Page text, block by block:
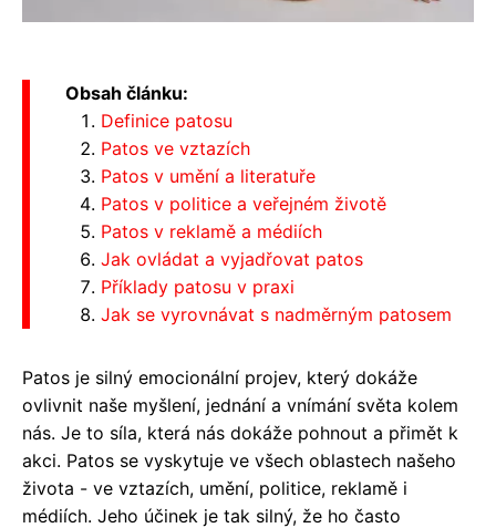
Obsah článku:
Definice patosu
Patos ve vztazích
Patos v umění a literatuře
Patos v politice a veřejném životě
Patos v reklamě a médiích
Jak ovládat a vyjadřovat patos
Příklady patosu v praxi
Jak se vyrovnávat s nadměrným patosem
Patos je silný emocionální projev, který dokáže
ovlivnit naše myšlení, jednání a vnímání světa kolem
nás. Je to síla, která nás dokáže pohnout a přimět k
akci. Patos se vyskytuje ve všech oblastech našeho
života - ve vztazích, umění, politice, reklamě i
médiích. Jeho účinek je tak silný, že ho často